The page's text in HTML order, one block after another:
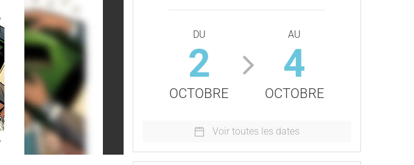
DU
2
OCTOBRE
AU
4
OCTOBRE
Voir toutes les dates